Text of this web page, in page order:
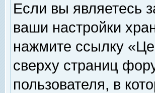
Если вы являетесь
ваши настройки
нажмите ссылку
сверху страниц
пользователя, в